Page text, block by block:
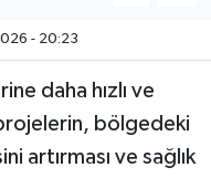
- 20:23
daha hızlı ve
projelerin, bölgedeki
artırması ve sağlık